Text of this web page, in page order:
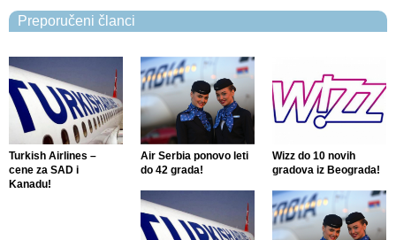
Preporučeni članci
Turkish Airlines –
cene za SAD i
Kanadu!
Air Serbia ponovo leti
do 42 grada!
Wizz do 10 novih
gradova iz Beograda!